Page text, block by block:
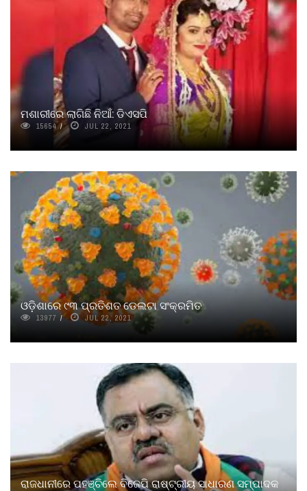
ମଶାରୀରେ ଲାଗିଛି ନିଆଁ: ଡିଏସପି
15654 JUL 22, 2021
ଓଡ଼ିଶାରେ ୯୩ ପ୍ରତିଶତ ଡେଲଟା ସଂକ୍ରମିତ
13977 JUL 22, 2021
ରାଜଧାନୀରେ ପହଞ୍ଚିଲେ ବିଜେପି ରାଷ୍ଟ୍ରୀୟ ସାଧାରଣ ସମ୍ପାଦକ